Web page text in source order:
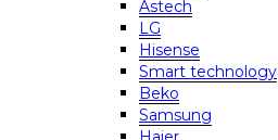
Astech
LG
Hisense
Smart technology
Beko
Samsung